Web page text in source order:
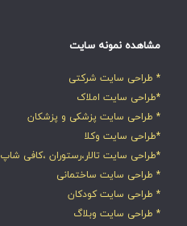
مشاهده نمونه سایت
* طراحی سایت شرکتی
*طراحی سایت املاک
* طراحی سایت پزشکی و پزشکان
*طراحی سایت وکلا
*طراحی سایت تالار،رستوران ،کافی شاپ
* طراحی سایت ساختمانی
* طراحی سایت کودکان
* طراحی سایت وبلاگ